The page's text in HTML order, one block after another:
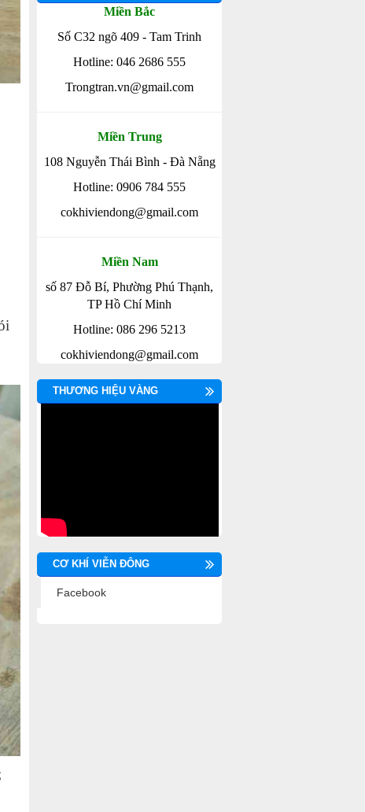
Miền Bắc
Số C32 ngõ 409 - Tam Trinh
Hotline: 046 2686 555
Trongtran.vn@gmail.com
Miền Trung
108 Nguyễn Thái Bình - Đà Nẵng
Hotline: 0906 784 555
cokhiviendong@gmail.com
Miền Nam
số 87 Đỗ Bí, Phường Phú Thạnh,
TP Hồ Chí Minh
Hotline: 086 296 5213
cokhiviendong@gmail.com
THƯƠNG HIỆU VÀNG
CƠ KHÍ VIỄN ĐÔNG
Facebook